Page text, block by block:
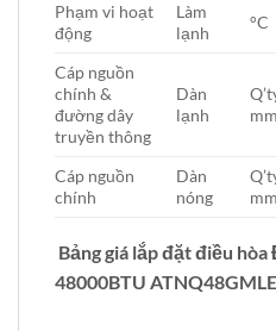
Phạm vi hoạt
động
Làm
lạnh
°C
Cáp nguồn
chính &
đường dây
truyền thông
Dàn
lạnh
Cáp nguồn
chính
Dàn
nóng
Bảng giá lắp đặt điều hòa
48000BTU